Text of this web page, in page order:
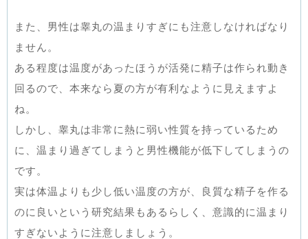
また、男性は睾丸の温まりすぎにも注意しなければなり
ません。
ある程度は温度があったほうが活発に精子は作られ動き
回るので、本来なら夏の方が有利なように見えますよ
ね。
しかし、睾丸は非常に熱に弱い性質を持っているため
に、温まり過ぎてしまうと男性機能が低下してしまうの
です。
実は体温よりも少し低い温度の方が、良質な精子を作る
のに良いという研究結果もあるらしく、意識的に温まり
すぎないように注意しましょう。